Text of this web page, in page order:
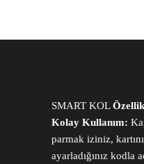
SMART KOL
Kolay Kullanım:
parmak iziniz,
ayarladığınız kodla